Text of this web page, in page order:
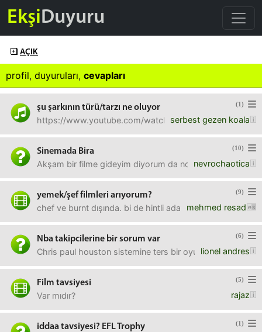
EkşiDuyuru
AÇIK
profil, duyuruları, cevapları
(1)
şu şarkının türü/tarzı ne oluyor
serbest gezen koala
https://www.youtube.com/
(10)
Sinemada Bira
nevrochaotica
Akşam bir filme gideyim diyorum da normalde sinema
(9)
yemek/şef filmleri arıyorum?
mehmed resad
chef ve burnt dışında. bi de hintli adamların filmi vardı.
(6)
Nba takipcilerine bir sorum var
lionel andres
Chris paul houston sistemine ters bir oyuncu degil mi
(5)
Film tavsiyesi
rajaz
Var mıdır?
(1)
iddaa tavsiyesi? EFL Trophy